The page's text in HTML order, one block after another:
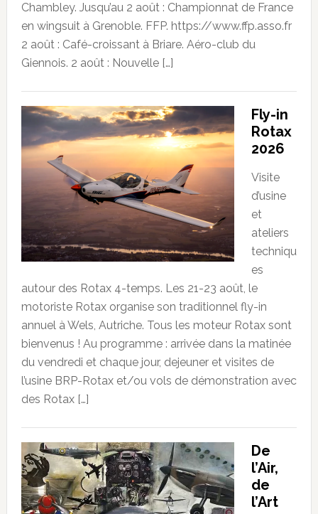
Chambley. Jusqu’au 2 août : Championnat de France
en wingsuit à Grenoble. FFP. https://www.ffp.asso.fr
2 août : Café-croissant à Briare. Aéro-club du
Giennois. 2 août : Nouvelle […]
Fly-in
Rotax
2026
Visite
d’usine
et
ateliers
techniqu
es
autour des Rotax 4-temps. Les 21-23 août, le
motoriste Rotax organise son traditionnel fly-in
annuel à Wels, Autriche. Tous les moteur Rotax sont
bienvenus ! Au programme : arrivée dans la matinée
du vendredi et chaque jour, dejeuner et visites de
l’usine BRP-Rotax et/ou vols de démonstration avec
des Rotax […]
De
l’Air,
de
l’Art